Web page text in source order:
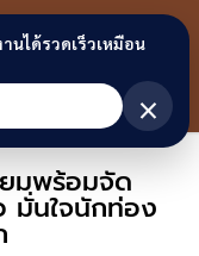
ก่น
มพร้อมจัด
มั่นใจนักท่อง
นได้รวดเร็วเหมือน
×